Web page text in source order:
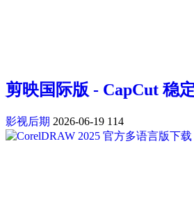
剪映国际版 - CapCut 稳
影视后期 2026-06-19 114